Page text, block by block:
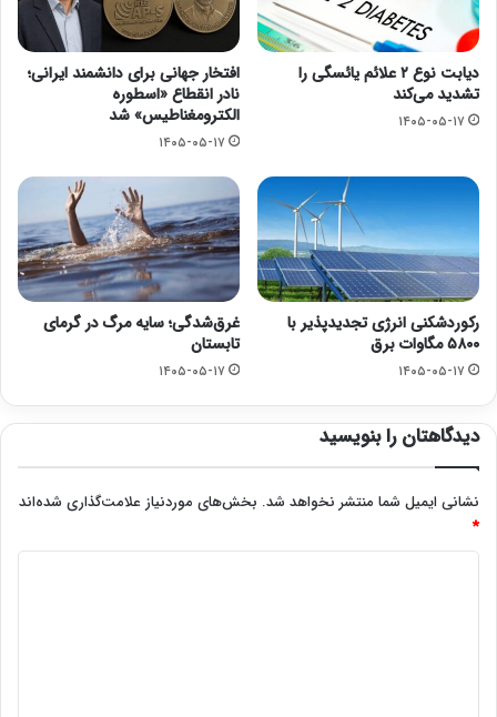
دیابت نوع ۲ علائم یائسگی را
تشدید می‌کند
۱۴۰۵-۰۵-۱۷
افتخار جهانی برای دانشمند ایرانی؛
نادر انقطاع «اسطوره
الکترومغناطیس» شد
۱۴۰۵-۰۵-۱۷
رکوردشکنی انرژی تجدیدپذیر با
۵۸۰۰ مگاوات برق
۱۴۰۵-۰۵-۱۷
غرق‌شدگی؛ سایه مرگ در گرمای
تابستان
۱۴۰۵-۰۵-۱۷
دیدگاهتان را بنویسید
نشانی ایمیل شما منتشر نخواهد شد. بخش‌های موردنیاز علامت‌گذاری شده‌اند
*